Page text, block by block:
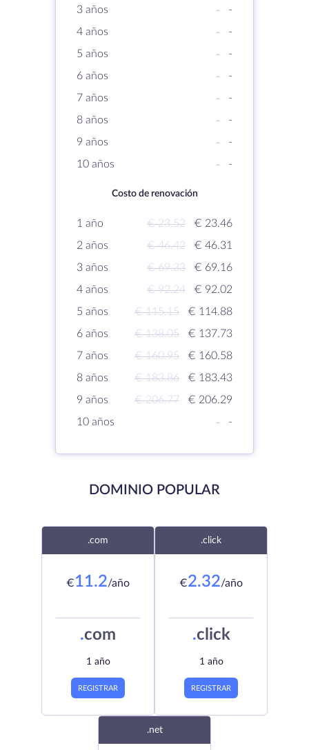
3 años
-
-
4 años
-
-
5 años
-
-
6 años
-
-
7 años
-
-
8 años
-
-
9 años
-
-
10 años
- -
Costo de renovación
1 año € 23.52
€ 23.46
2 años
€ 46.42
€ 46.31
3 años
€ 69.33
€ 69.16
4 años
€ 92.24
€ 92.02
5 años
€ 115.15
€ 114.88
6 años
€ 138.05
€ 137.73
7 años
€ 160.95
€ 160.58
8 años
€ 183.86
€ 183.43
9 años
€ 206.77
€ 206.29
10 años
- -
DOMINIO POPULAR
.com
€11.2/año
.com
1 año
REGISTRAR
.click
€2.32/año
.click
1 año
REGISTRAR
.net